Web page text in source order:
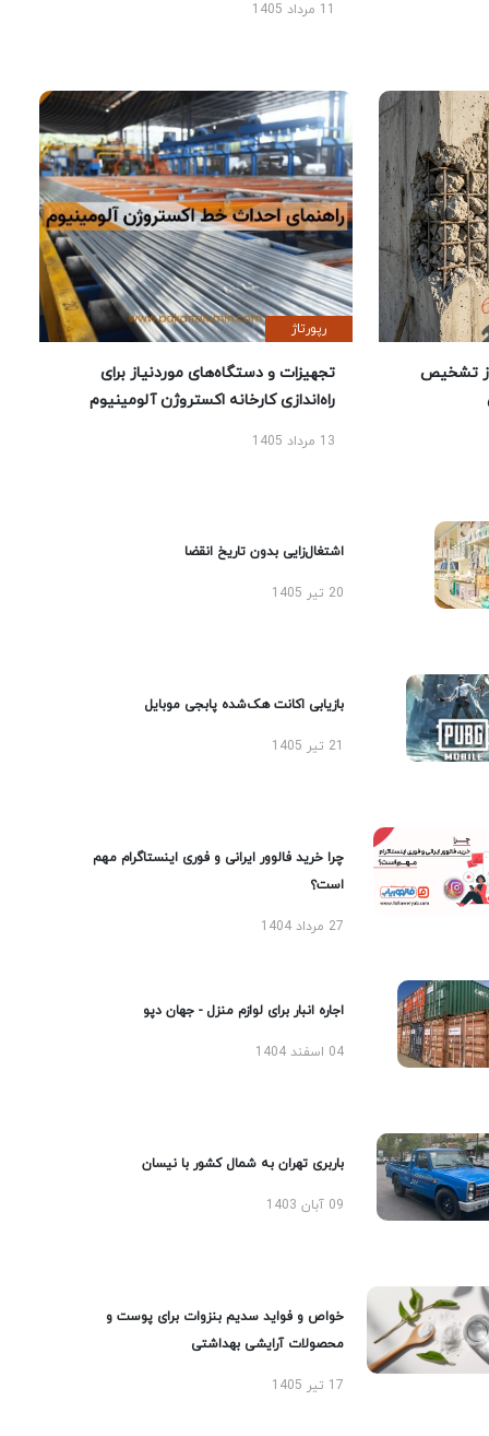
تشخیص
رپورتاژ
تجهیزات و دستگاه‌های موردنیاز برای
راه‌اندازی کارخانه اکستروژن آلومینیوم
13 مرداد 1405
اشتغال‌زایی بدون تاریخ انقضا
20 تیر 1405
بازیابی اکانت هک‌شده پابجی موبایل
چرا خرید فالوور ایرانی و فوری اینستاگرام مهم
است؟
27 مرداد 1404
اجاره انبار برای لوازم منزل - جهان دپو
04 اسفند 1404
باربری تهران به شمال کشور با نیسان
09 آبان 1403
خواص و فواید سدیم بنزوات برای پوست و
محصولات آرایشی بهداشتی
17 تیر 1405